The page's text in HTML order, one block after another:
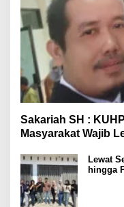
Sakariah SH :
Masyarakat Wajib
Lewat
hingga